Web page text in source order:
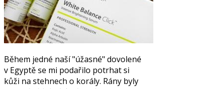
Během jedné naší "úžasné" dovolené
v Egyptě se mi podařilo potrhat si
kůži na stehnech o korály. Rány byly